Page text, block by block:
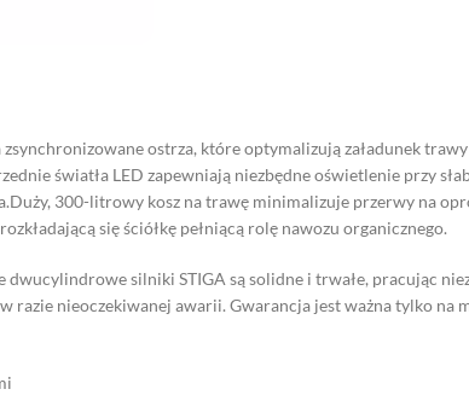
ostrza, które optymalizują załadunek
światła LED zapewniają niezbędne oświetlenie przy
300-litrowy kosz na trawę minimalizuje przerwy na
się ściółkę pełniącą rolę nawozu organicznego.
silniki STIGA są solidne i trwałe, pracując
nieoczekiwanej awarii. Gwarancja jest ważna tylko na